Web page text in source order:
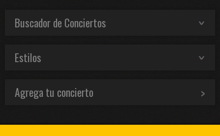
Buscador de Conciertos
Estilos
Agrega tu concierto